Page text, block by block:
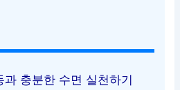
과 충분한 수면 실천하기